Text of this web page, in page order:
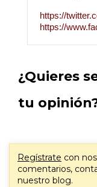
https://
https://
¿Quieres
tu
Regístrate con
comentarios,
nuestro blog.